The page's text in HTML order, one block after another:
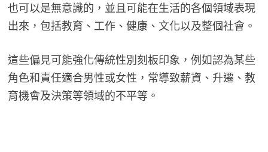
也可以是無意識的，並且可能在生活的各個領域表現
出來，包括教育、工作、健康、文化以及整個社會。
這些偏見可能強化傳統性別刻板印象，例如認為某些
角色和責任適合男性或女性，常導致薪資、升遷、教
育機會及決策等領域的不平等。